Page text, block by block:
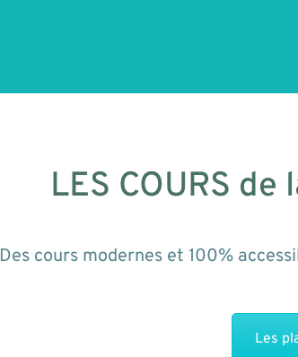
LES COURS
Des cours modernes et 100%
Les